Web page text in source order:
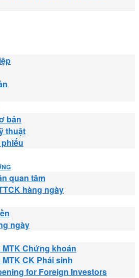
bản
thuật
quan tâm
hàng ngày
ngày
Chứng khoán
CK Phái sinh
for Foreign Investors